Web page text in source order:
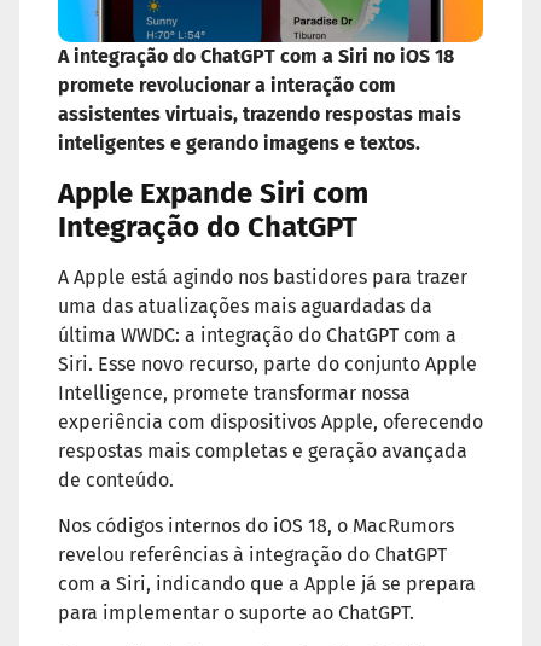
A integração do ChatGPT com a Siri no iOS 18
promete revolucionar a interação com
assistentes virtuais, trazendo respostas mais
inteligentes e gerando imagens e textos.
Apple Expande Siri com
Integração do ChatGPT
A Apple está agindo nos bastidores para trazer
uma das atualizações mais aguardadas da
última WWDC: a integração do ChatGPT com a
Siri. Esse novo recurso, parte do conjunto Apple
Intelligence, promete transformar nossa
experiência com dispositivos Apple, oferecendo
respostas mais completas e geração avançada
de conteúdo.
Nos códigos internos do iOS 18, o MacRumors
revelou referências à integração do ChatGPT
com a Siri, indicando que a Apple já se prepara
para implementar o suporte ao ChatGPT.